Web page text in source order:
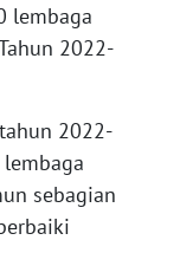
lembaga
2022-
2022-
sebagian